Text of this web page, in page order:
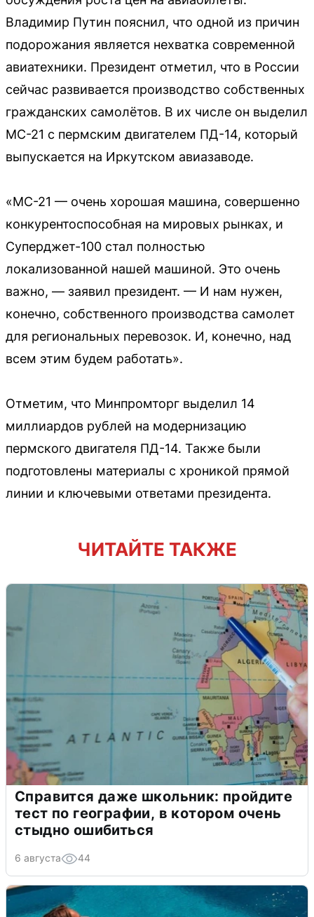
Владимир Путин пояснил, что одной из причин
подорожания является нехватка современной
авиатехники. Президент отметил, что в России
сейчас развивается производство собственных
гражданских самолётов. В их числе он выделил
МС-21 с пермским двигателем ПД-14, который
выпускается на Иркутском авиазаводе.
«МС-21 — очень хорошая машина, совершенно
конкурентоспособная на мировых рынках, и
Суперджет-100 стал полностью
локализованной нашей машиной. Это очень
важно, — заявил президент. — И нам нужен,
конечно, собственного производства самолет
для региональных перевозок. И, конечно, над
всем этим будем работать».
Отметим, что Минпромторг выделил 14
миллиардов рублей на модернизацию
пермского двигателя ПД-14. Также были
подготовлены материалы с хроникой прямой
линии и ключевыми ответами президента.
ЧИТАЙТЕ ТАКЖЕ
Справится даже школьник: пройдите
тест по географии, в котором очень
стыдно ошибиться
6 августа 44